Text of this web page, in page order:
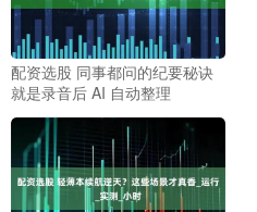
配资选股 同事都问的纪要秘诀
就是录音后 AI 自动整理